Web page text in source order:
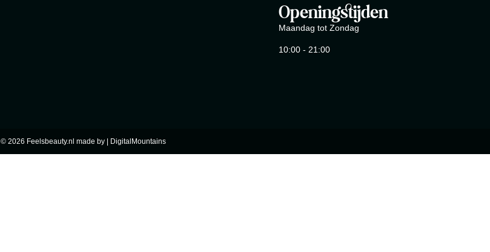
Openingstijden
Maandag tot Zondag
10:00 - 21:00
© 2026 Feelsbeauty.nl made by | DigitalMountains